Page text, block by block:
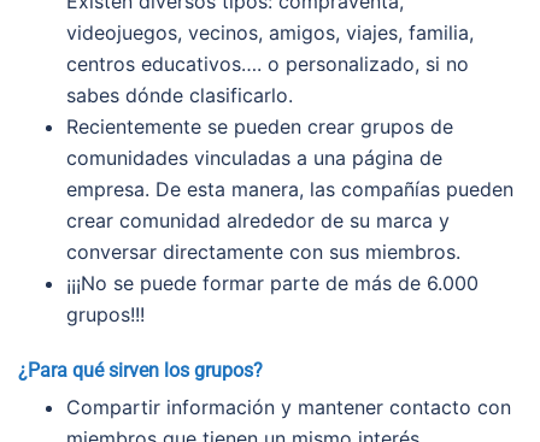
videojuegos, vecinos, amigos, viajes, familia,
centros educativos…. o personalizado, si no
sabes dónde clasificarlo.
Recientemente se pueden crear grupos de
comunidades vinculadas a una página de
empresa. De esta manera, las compañías pueden
crear comunidad alrededor de su marca y
conversar directamente con sus miembros.
¡¡¡No se puede formar parte de más de 6.000
grupos!!!
¿Para qué sirven los grupos?
Compartir información y mantener contacto con